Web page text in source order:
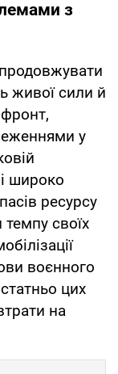
з
живої сили й
у
широко
ресурсу
своїх
воєнного
цих
на